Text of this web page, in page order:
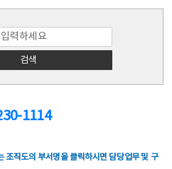
검색
1114
조직도의 부서명을 클릭하시면 담당업무 및 구